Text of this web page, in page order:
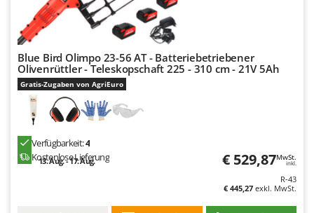
P
Palazzetti
Palumbo Pavi
Partisani
Paterlini
Philips
Pramac
Prismafood
Blue Bird Olimpo 23-56 AT - Batteriebetriebener
Olivenrüttler - Teleskopschaft 225 - 310 cm - 21V 5Ah
Gratis-Zugaben von AgriEuro
Verfügbarkeit:4
Kostenlose Lieferung
13. Aug. - 17. Aug. € 529,87MwSt.
inkl.
R-43
€ 445,27 exkl. MwSt.